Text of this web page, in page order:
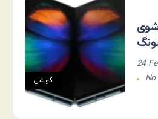
گوشی
24